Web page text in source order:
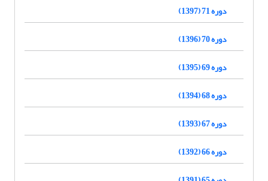
دوره 71 (1397)
دوره 70 (1396)
دوره 69 (1395)
دوره 68 (1394)
دوره 67 (1393)
دوره 66 (1392)